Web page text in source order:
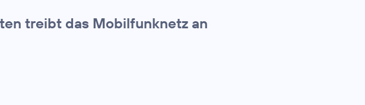
treibt das Mobilfunknetz an